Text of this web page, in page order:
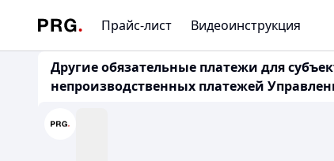
Прайс-лист Видеоинструкция
Другие обязательные платежи для
непроизводственных платежей